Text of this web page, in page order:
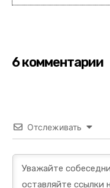
6 комментарии
Отслеживать